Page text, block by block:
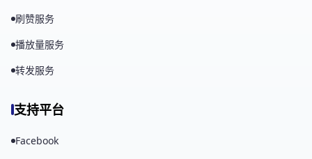
刷赞服务
播放量服务
转发服务
支持平台
Facebook